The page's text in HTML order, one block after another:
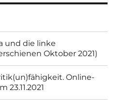
und die linke
Oktober 2021)
Online-